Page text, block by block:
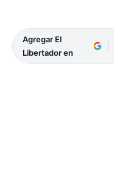
Agregar El
Libertador en